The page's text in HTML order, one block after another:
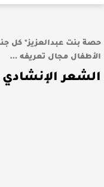
حصة بنت عبدالعزيز* كل
الأطفال مجال تعريفه …
الشعر